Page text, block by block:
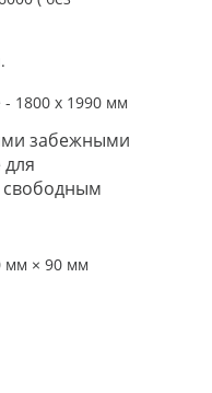
1800 х 1990 мм
забежными
мм × 90 мм